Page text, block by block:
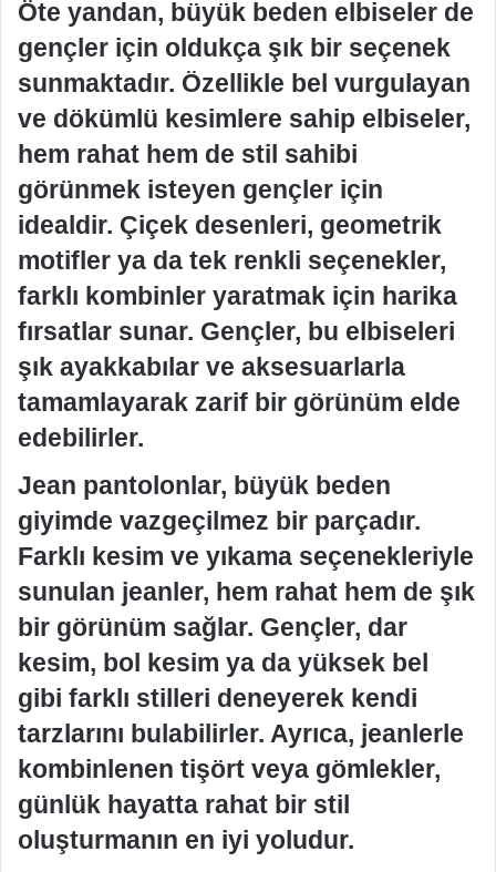
Öte yandan, büyük beden elbiseler de
gençler için oldukça şık bir seçenek
sunmaktadır. Özellikle bel vurgulayan
ve dökümlü kesimlere sahip elbiseler,
hem rahat hem de stil sahibi
görünmek isteyen gençler için
idealdir. Çiçek desenleri, geometrik
motifler ya da tek renkli seçenekler,
farklı kombinler yaratmak için harika
fırsatlar sunar. Gençler, bu elbiseleri
şık ayakkabılar ve aksesuarlarla
tamamlayarak zarif bir görünüm elde
edebilirler.
Jean pantolonlar, büyük beden
giyimde vazgeçilmez bir parçadır.
Farklı kesim ve yıkama seçenekleriyle
sunulan jeanler, hem rahat hem de şık
bir görünüm sağlar. Gençler, dar
kesim, bol kesim ya da yüksek bel
gibi farklı stilleri deneyerek kendi
tarzlarını bulabilirler. Ayrıca, jeanlerle
kombinlenen tişört veya gömlekler,
günlük hayatta rahat bir stil
oluşturmanın en iyi yoludur.